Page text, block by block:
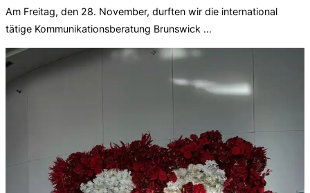
Am Freitag, den 28. November, durften wir die international
tätige Kommunikationsberatung Brunswick …